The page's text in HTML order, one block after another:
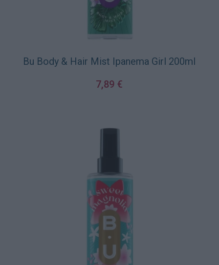
Bu Body & Hair Mist Ipanema Girl 200ml
7,89 €